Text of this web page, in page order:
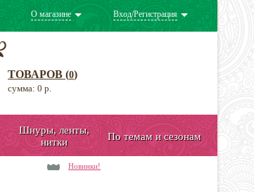
О магазине Вход/Регистрация
ТОВАРОВ (0)
сумма: 0 р.
Шнуры, ленты,
нитки
По темам и сезонам
Новинки!